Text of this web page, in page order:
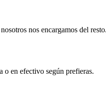
nos encargamos del resto.
o en efectivo según prefieras.